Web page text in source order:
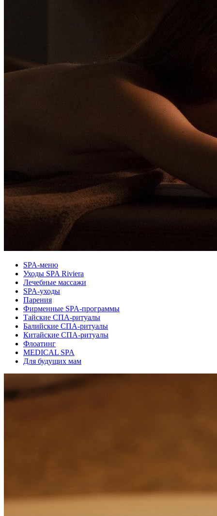
SPA-меню
Уходы SPA Riviera
Лечебные массажи
SPA-уходы
Парения
Фирменные SPA-программы
Тайские СПА-ритуалы
Балийские СПА-ритуалы
Китайские СПА-ритуалы
Флоатинг
MEDICAL SPA
Для будущих мам